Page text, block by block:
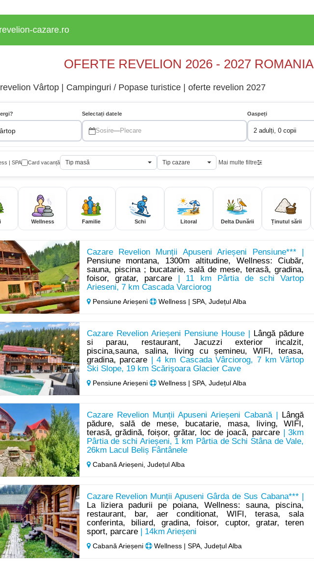
revelion-cazare.ro
OFERTE REVELION 2026 - 2027 ROMANIA
Vârtop | Campinguri / Popase turistice | oferte revelion 2027
Selectați datele
Sosire—Plecare
Oaspeți
2 adulți, 0 copii
| SPA Card vacanță Tip masă Tip cazare Mai multe filtre
Wellness Familie Schi Litoral Delta Dunării Ținutul sării
Cazare Revelion Munții Apuseni Arieșeni Pensiune*** |
Pensiune montana, 1300m altitudine, Wellness: Ciubăr,
sauna, piscina ; bucatarie, sală de mese, terasă, gradina,
foisor, gratar, parcare| 11 km Pârtia de schi Vartop
Arieseni, 7 km Cascada Varciorog
Pensiune Arieșeni Wellness | SPA, Județul Alba
Cazare Revelion Arieșeni Pensiune House |
Lângă pădure
si parau, restaurant, Jacuzzi exterior incalzit,
piscina,sauna, salina, living cu șemineu, WIFI, terasa,
gradina, parcare | 4 km Cascada Vârciorog, 7 km Vârtop
Ski Slope, 19 km Scărişoara Glacier Cave
Pensiune Arieșeni Wellness | SPA, Județul Alba
Cazare Revelion Munții Apuseni Arieșeni Cabană |
Lângă
pădure, sală de mese, bucatarie, masa, living, WIFI,
terasă, grădină, foișor, grătar, loc de joacă, parcare| 3km
Pârtia de schi Arieșeni, 1 km Pârtia de Schi Stâna de Vale,
26km Lacul Beliș Fântânele
Cabană Arieșeni, Județul Alba
Cazare Revelion Munții Apuseni Gârda de Sus Cabana*** |
La liziera padurii pe poiana, Wellness: sauna, piscina,
restaurant, bar, aer conditionat, WIFI, terasa, sala
conferinta, biliard, gradina, foisor, cuptor, gratar, teren
sport, parcare| 14km Arieșeni
Cabană Arieșeni Wellness | SPA, Județul Alba